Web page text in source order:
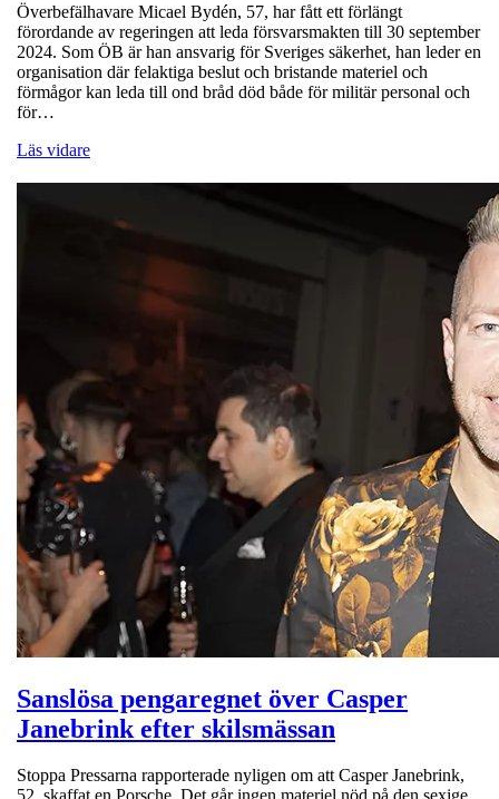
Överbefälhavare Micael Bydén, 57, har fått ett förlängt
förordande av regeringen att leda försvarsmakten till 30 september
2024. Som ÖB är han ansvarig för Sveriges säkerhet, han leder en
organisation där felaktiga beslut och bristande materiel och
förmågor kan leda till ond bråd död både för militär personal och
för…
Läs vidare
Sanslösa pengaregnet över Casper
Janebrink efter skilsmässan
Stoppa Pressarna rapporterade nyligen om att Casper Janebrink,